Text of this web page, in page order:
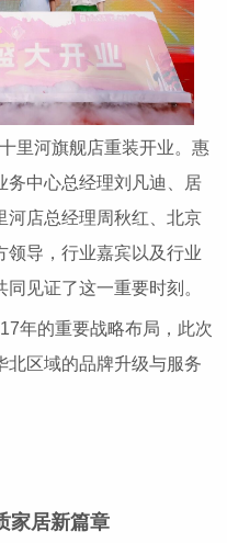
河旗舰店重装开业。惠
务中心总经理刘凡迪、居
河店总经理周秋红、北京
领导，行业嘉宾以及行业
见证了这一重要时刻。
的重要战略布局，此次
北区域的品牌升级与服务
居新篇章